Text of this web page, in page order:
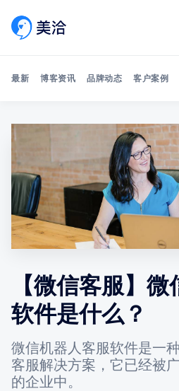
最新 博客资讯 品牌动态 客户案例
【微信客服】
软件是什么？
微信机器人客服软件是一
客服解决方案，它已经被
的企业中。